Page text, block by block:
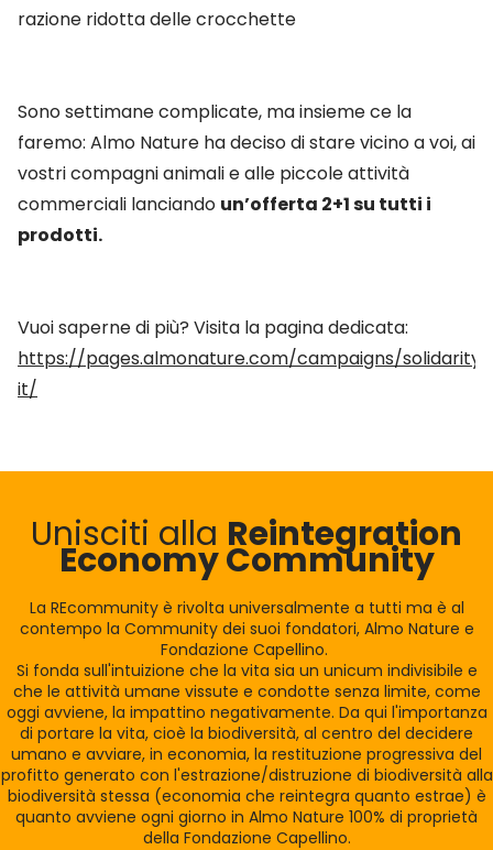
razione ridotta delle crocchette
Sono settimane complicate, ma insieme ce la
faremo: Almo Nature ha deciso di stare vicino a voi, ai
vostri compagni animali e alle piccole attività
commerciali lanciando un’offerta 2+1 su tutti i
prodotti.
Vuoi saperne di più? Visita la pagina dedicata:
https://pages.almonature.com/campaigns/solidarity-
it/
Unisciti alla Reintegration
Economy Community
La REcommunity è rivolta universalmente a tutti ma è al
contempo la Community dei suoi fondatori, Almo Nature e
Fondazione Capellino.
Si fonda sull'intuizione che la vita sia un unicum indivisibile e
che le attività umane vissute e condotte senza limite, come
oggi avviene, la impattino negativamente. Da qui l'importanza
di portare la vita, cioè la biodiversità, al centro del decidere
umano e avviare, in economia, la restituzione progressiva del
profitto generato con l'estrazione/distruzione di biodiversità alla
biodiversità stessa (economia che reintegra quanto estrae) è
quanto avviene ogni giorno in Almo Nature 100% di proprietà
della Fondazione Capellino.